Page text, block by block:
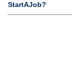
StartAJob?